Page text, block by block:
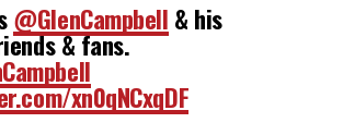
@GlenCampbell & his
& fans.
xn0qNCxqDF